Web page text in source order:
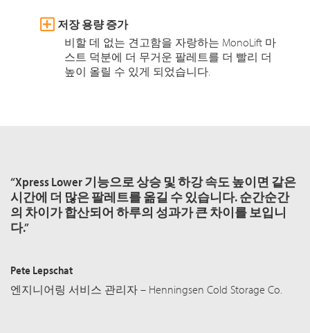
저장 용량 증가
비할 데 없는 견고함을 자랑하는 MonoLift 마
스트 덕분에 더 무거운 팔레트를 더 빨리 더
높이 올릴 수 있게 되었습니다.
“Xpress Lower 기능으로 상승 및 하강 속도 높이면 같은
시간에 더 많은 팔레트를 옮길 수 있습니다. 순간순간
의 차이가 합산되어 하루의 성과가 큰 차이를 보입니
다.”
Pete Lepschat
엔지니어링 서비스 관리자 – Henningsen Cold Storage Co.